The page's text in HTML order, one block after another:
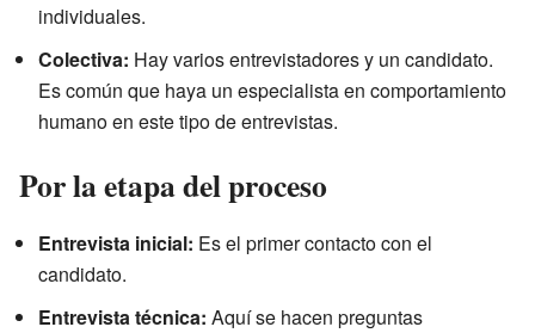
individuales.
Colectiva: Hay varios entrevistadores y un candidato.
Es común que haya un especialista en comportamiento
humano en este tipo de entrevistas.
Por la etapa del proceso
Entrevista inicial: Es el primer contacto con el
candidato.
Entrevista técnica: Aquí se hacen preguntas